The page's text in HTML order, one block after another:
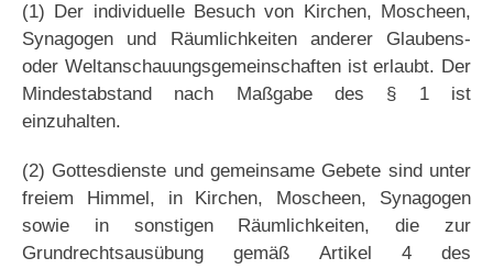
(1) Der individuelle Besuch von Kirchen, Moscheen,
Synagogen und Räumlichkeiten anderer Glaubens-
oder Weltanschauungsgemeinschaften ist erlaubt. Der
Mindestabstand nach Maßgabe des § 1 ist
einzuhalten.
(2) Gottesdienste und gemeinsame Gebete sind unter
freiem Himmel, in Kirchen, Moscheen, Synagogen
sowie in sonstigen Räumlichkeiten, die zur
Grundrechtsausübung gemäß Artikel 4 des